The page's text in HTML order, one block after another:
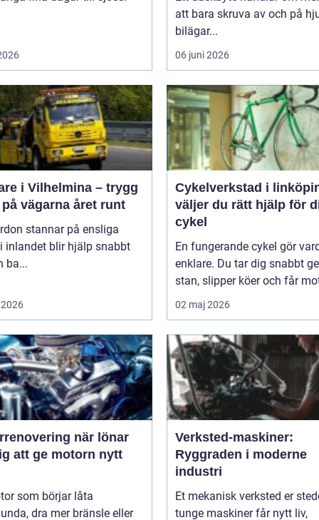
att bara skruva av och på
bilägar...
06 juni 2026
i Vilhelmina – trygg
vägarna året runt
stannar på ensliga
inlandet blir hjälp snabbt
ba...
Cykelverkstad i linköping
väljer du rätt hjälp för
cykel
En fungerande cykel gör
enklare. Du tar dig snabbt
stan, slipper köer och får
02 maj 2026
när lönar
att ge motorn nytt
som börjar låta
dra mer bränsle eller
Verksted-maskiner:
Ryggraden i moderne
industri
Et mekanisk verksted er
tunge maskiner får nytt liv,